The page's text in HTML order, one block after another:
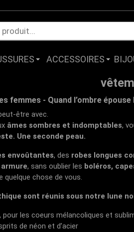
ACCESSOIRES
femmes - Quand l’ombre épouse
être avec.
âmes sombres et indomptables,
Une seconde peau.
envoûtantes, des robes longues
, sans oublier les boléros,
quelque chose de vous.
sont réunis sous notre lune
, pour les coeurs mélancoliques et
de néon et d’acier